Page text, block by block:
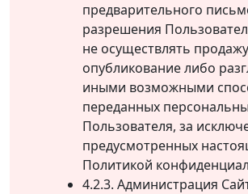
предварительного
разрешения
не осуществлять
опубликование либо
иными возможными
переданных
Пользователя, за
предусмотренных
Политикой
4.2.3. Администрация